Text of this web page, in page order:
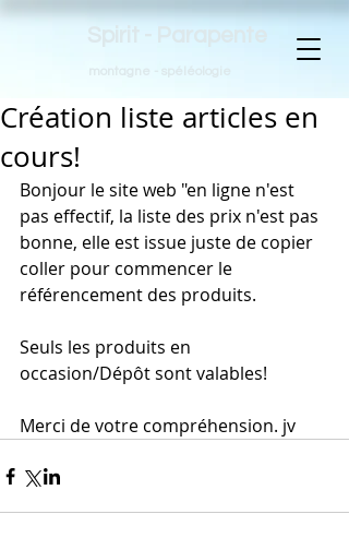
Création liste articles en
cours!
Bonjour le site web "en ligne n'est
pas effectif, la liste des prix n'est pas
bonne, elle est issue juste de copier
coller pour commencer le
référencement des produits.
Seuls les produits en
occasion/Dépôt sont valables!
Merci de votre compréhension. jv